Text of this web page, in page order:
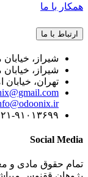
همکار با ما
ارتباط با ما
شیراز،
شیراز، خیابان
تهران، خیابان
۰۲۱-۹۱۰۱۳۶۹۹ / ۰۹۹۶۱۲۳۹۷۴۶ /
Social Media
تمام حقوق مادی و